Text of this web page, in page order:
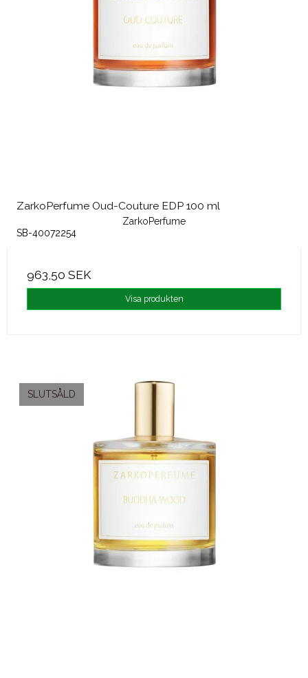
ZarkoPerfume Oud-Couture EDP 100 ml
ZarkoPerfume
SB-40072254
963,50 SEK
Visa produkten
SLUTSÅLD